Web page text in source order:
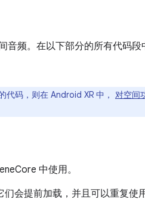
音频。在以下部分的所有代码
代码，则在 Android XR 中， 对空间
中使用。
们会提前加载，并且可以重复使